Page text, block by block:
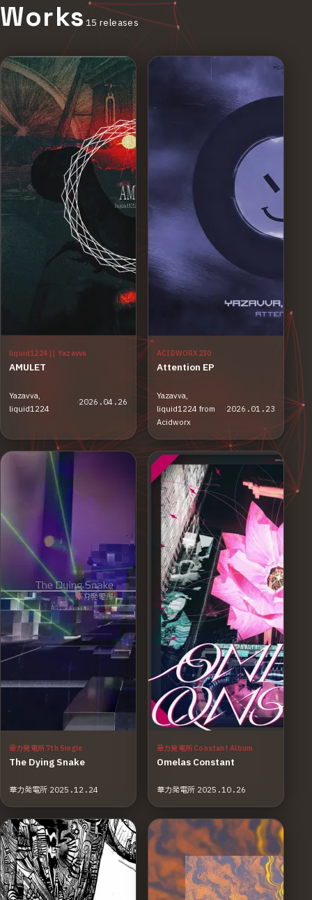
Works15 releases
liquid1224 || Yazavva
AMULET
Yazavva,
liquid1224
·2026.04.26
ACIDWORX230
Attention EP
Yazavva,
liquid1224 from
Acidworx
·2026.01.23
華力発電所 7th Single
The Dying Snake
華力発電所·2025.12.24
華力発電所 Constant Album
Omelas Constant
華力発電所·2025.10.26